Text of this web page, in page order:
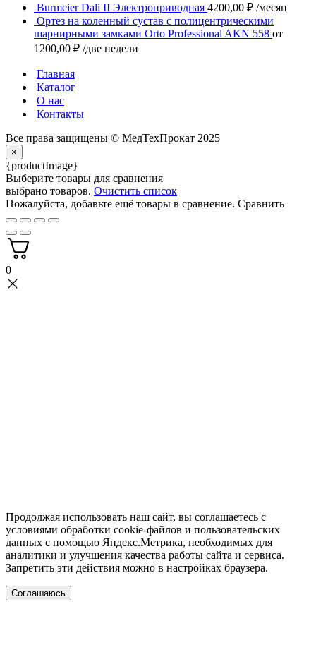
Burmeier Dali II Электроприводная 4200,00 ₽ /месяц
Ортез на коленный сустав с полицентрическими
шарнирными замками Orto Professional AKN 558 от
1200,00 ₽ /две недели
Главная
Каталог
О нас
Контакты
Все права защищены ©️ МедТехПрокат 2025
×
{productImage}
Выберите товары для сравнения
выбрано товаров. Очистить список
Пожалуйста, добавьте ещё товары в сравнение. Сравнить
0
Продолжая использовать наш сайт, вы соглашаетесь с
условиями обработки cookie-файлов и пользовательских
данных с помощью Яндекс.Метрика, необходимых для
аналитики и улучшения качества работы сайта и сервиса.
Запретить эти действия можно в настройках браузера.
Соглашаюсь